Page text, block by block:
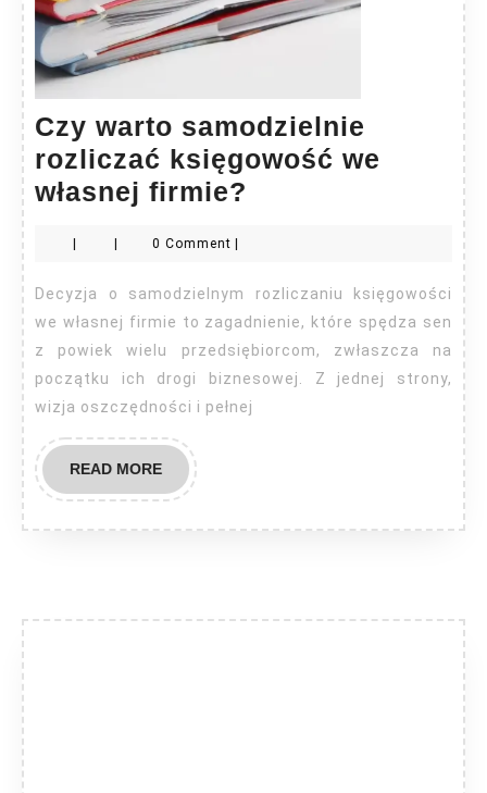
Czy warto samodzielnie
rozliczać księgowość we
własnej firmie?
rozliczać
księgowość
we
własnej
firmie?
| | 0 Comment |
Decyzja o samodzielnym rozliczaniu księgowości
we własnej firmie to zagadnienie, które spędza sen
z powiek wielu przedsiębiorcom, zwłaszcza na
początku ich drogi biznesowej. Z jednej strony,
wizja oszczędności i pełnej
READ MOREREAD
MORE